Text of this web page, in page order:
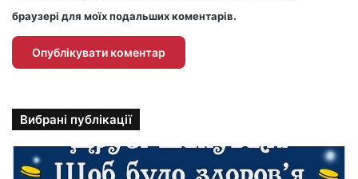
браузері для моїх подальших коментарів.
Вибрані публікації